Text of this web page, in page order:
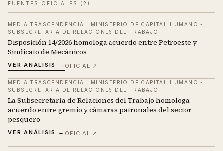
FUENTES OFICIALES ( 2 )
MEDIA TRASCENDENCIA · MINISTERIO DE CAPITAL HUMANO -
SUBSECRETARÍA DE RELACIONES DEL TRABAJO
Disposición 14/2026 homologa acuerdo entre Petroeste y
Sindicato de Mecánicos
VER ANÁLISIS → OFICIAL ↗
MEDIA TRASCENDENCIA · MINISTERIO DE CAPITAL HUMANO -
SUBSECRETARÍA DE RELACIONES DEL TRABAJO
La Subsecretaría de Relaciones del Trabajo homologa
acuerdo entre gremio y cámaras patronales del sector
pesquero
VER ANÁLISIS → OFICIAL ↗